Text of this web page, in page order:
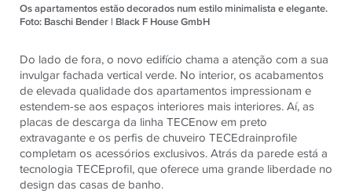
Os apartamentos estão decorados num estilo minimalista e elegante.
Foto: Baschi Bender | Black F House GmbH
Do lado de fora, o novo edifício chama a atenção com a sua
invulgar fachada vertical verde. No interior, os acabamentos
de elevada qualidade dos apartamentos impressionam e
estendem-se aos espaços interiores mais interiores. Aí, as
placas de descarga da linha TECEnow em preto
extravagante e os perfis de chuveiro TECEdrainprofile
completam os acessórios exclusivos. Atrás da parede está a
tecnologia TECEprofil, que oferece uma grande liberdade no
design das casas de banho.